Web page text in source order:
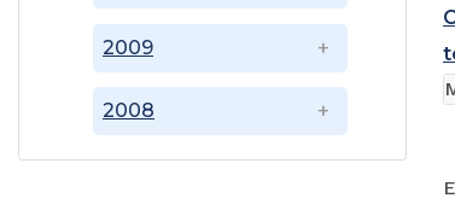
2008
2009